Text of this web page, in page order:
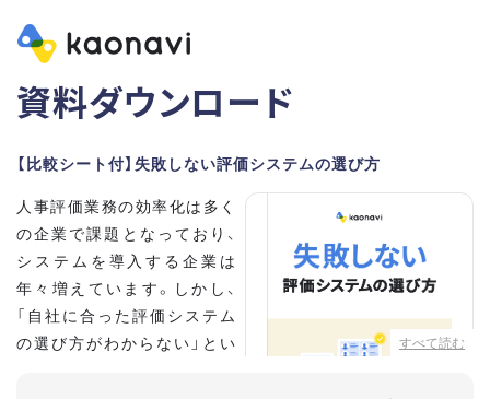
資料ダウンロード
【比較シート付】失敗しない評価システムの選び方
すべて読む
人事評価業務の効率化は多く
の企業で課題となっており、
システムを導入する企業は
年々増えています。しかし、
「自社に合った評価システム
の選び方がわからない」とい